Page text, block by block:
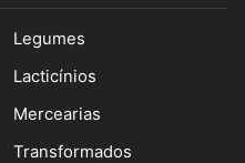
Legumes
Lacticínios
Mercearias
Transformados